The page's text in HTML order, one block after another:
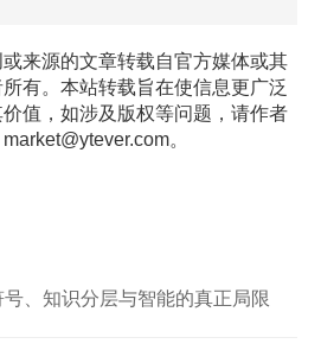
来源的文章转载自官方媒体或其
有。本站转载旨在使信息更广泛
值，如涉及版权等问题，请作者
。
、知识分层与智能的真正局限